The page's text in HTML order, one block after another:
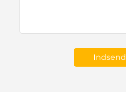
Indsend